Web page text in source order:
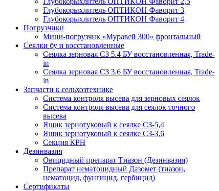
Глубокорыхлитель ОПТИКОН Фаворит 3
Глубокорыхлитель ОПТИКОН Фаворит 4
Погрузчики
Мини-погрузчик «Муравей 300» фронтальный
Сеялки бу и восстановленные
Сеялка зерновая СЗ 5.4 БУ восстановленная, Trade-
in
Сеялка зерновая СЗ 3.6 БУ восстановленная, Trade-
in
Запчасти к сельхозтехнике
Система контроля высева для зерновых сеялок
Система контроля высева для сеялок точного
высева
Ящик зернотуковый к сеялке СЗ-5,4
Ящик зернотуковый к сеялке СЗ-3,6
Секция КРН
Дезинвазия
Овицидный препарат Тиазон (Дезинвазия)
Препарат нематоцидный Дазомет (тиазон,
нематоцид, фунгицид, гербицид)
Сертификаты